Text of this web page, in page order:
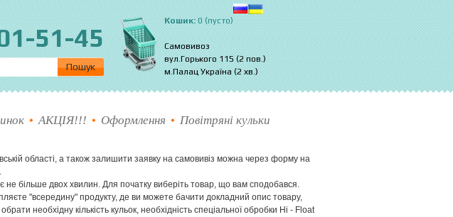
51-45
Кошик:0 (пусто)
Самовивоз
вул.Горького 115 (2 пов.)
м.Палац Україна (2 хв.)
АКЦІЯ!!! Оформлення Повітряні кульки
області, а також залишити заявку на самовивіз можна через форму на
більше двох хвилин. Для початку виберіть товар, що вам сподобався.
"всередину" продукту, де ви можете бачити докладний опис товару,
необхідну кількість кульок, необхідність спеціальної обробки Hi - Float